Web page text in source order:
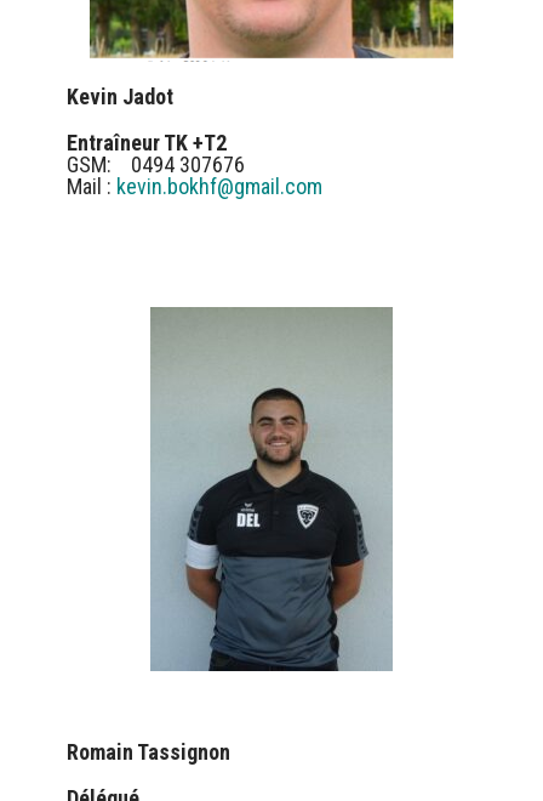
Kevin Jadot
Entraîneur TK +T2
GSM: 0494 307676
Mail : kevin.bokhf@gmail.com
Romain Tassignon